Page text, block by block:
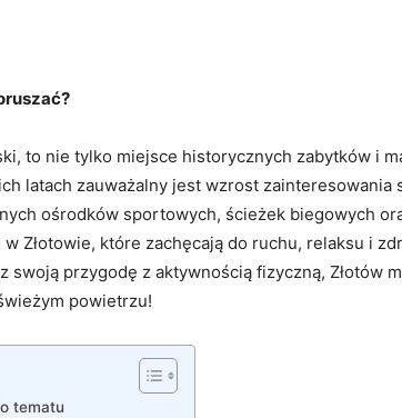
to nie ​tylko miejsce⁢ historycznych zabytków ⁤i
latach⁤ zauważalny ‍jest wzrost‌
ośrodków sportowych, ścieżek biegowych
Złotowie, które zachęcają do​ ruchu, relaksu i
przygodę z aktywnością⁤ fizyczną, Złotów⁢
powietrzu!
tematu